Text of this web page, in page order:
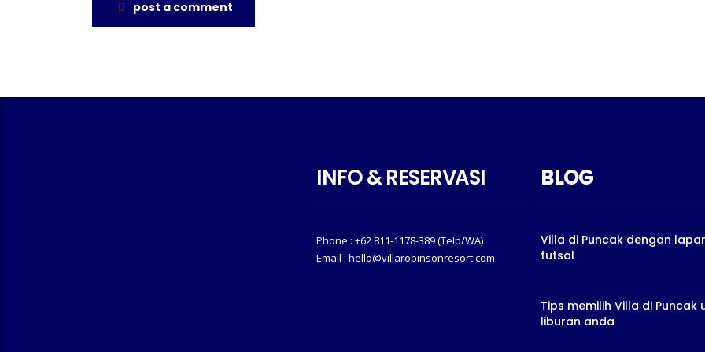
post a comment
INFO & RESERVASI
Phone : +62 811-1178-389 (Telp/WA)
Email : hello@villarobinsonresort.com
BLOG
Villa di Puncak dengan
futsal
Tips memilih Villa di Puncak
liburan anda